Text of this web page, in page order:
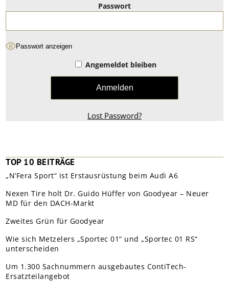
Passwort
Passwort anzeigen
Angemeldet bleiben
Lost Password?
TOP 10 BEITRÄGE
„N’Fera Sport“ ist Erstausrüstung beim Audi A6
Nexen Tire holt Dr. Guido Hüffer von Goodyear – Neuer
MD für den DACH-Markt
Zweites Grün für Goodyear
Wie sich Metzelers „Sportec 01“ und „Sportec 01 RS“
unterscheiden
Um 1.300 Sachnummern ausgebautes ContiTech-
Ersatzteilangebot